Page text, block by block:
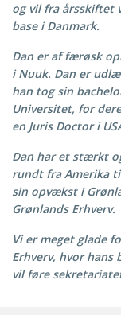
og vil fra årsskiftet
base i Danmark.
Dan er af færøsk
i Nuuk. Dan er
han tog sin
Universitet, for
en Juris Doctor i
Dan har et stærkt
rundt fra Amerika
sin opvækst i
Grønlands Erhverv.
Vi er meget glade
Erhverv, hvor
vil føre